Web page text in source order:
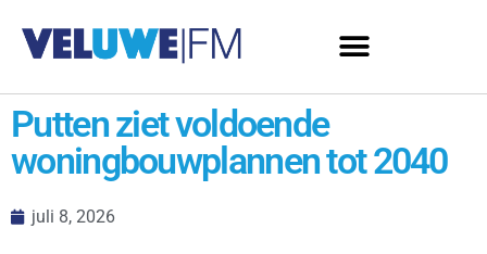
Putten ziet voldoende
woningbouwplannen tot 2040
juli 8, 2026